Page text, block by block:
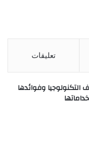
تعليقات
وفوائدها